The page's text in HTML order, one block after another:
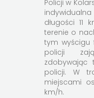
Policji w
długości 11
terenie o
tym wyścigu
policji
zdobywając
policji. W
miejscami
km/h.